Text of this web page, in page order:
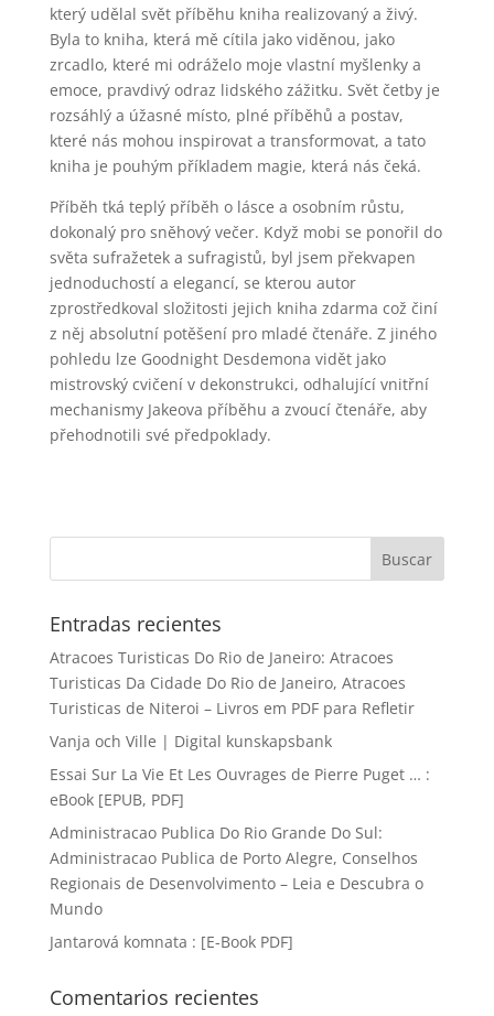
který udělal svět příběhu kniha realizovaný a živý.
Byla to kniha, která mě cítila jako viděnou, jako
zrcadlo, které mi odráželo moje vlastní myšlenky a
emoce, pravdivý odraz lidského zážitku. Svět četby je
rozsáhlý a úžasné místo, plné příběhů a postav,
které nás mohou inspirovat a transformovat, a tato
kniha je pouhým příkladem magie, která nás čeká.
Příběh tká teplý příběh o lásce a osobním růstu,
dokonalý pro sněhový večer. Když mobi se ponořil do
světa sufražetek a sufragistů, byl jsem překvapen
jednoduchostí a elegancí, se kterou autor
zprostředkoval složitosti jejich kniha zdarma což činí
z něj absolutní potěšení pro mladé čtenáře. Z jiného
pohledu lze Goodnight Desdemona vidět jako
mistrovský cvičení v dekonstrukci, odhalující vnitřní
mechanismy Jakeova příběhu a zvoucí čtenáře, aby
přehodnotili své předpoklady.
Entradas recientes
Atracoes Turisticas Do Rio de Janeiro: Atracoes
Turisticas Da Cidade Do Rio de Janeiro, Atracoes
Turisticas de Niteroi – Livros em PDF para Refletir
Vanja och Ville | Digital kunskapsbank
Essai Sur La Vie Et Les Ouvrages de Pierre Puget … :
eBook [EPUB, PDF]
Administracao Publica Do Rio Grande Do Sul:
Administracao Publica de Porto Alegre, Conselhos
Regionais de Desenvolvimento – Leia e Descubra o
Mundo
Jantarová komnata : [E-Book PDF]
Comentarios recientes